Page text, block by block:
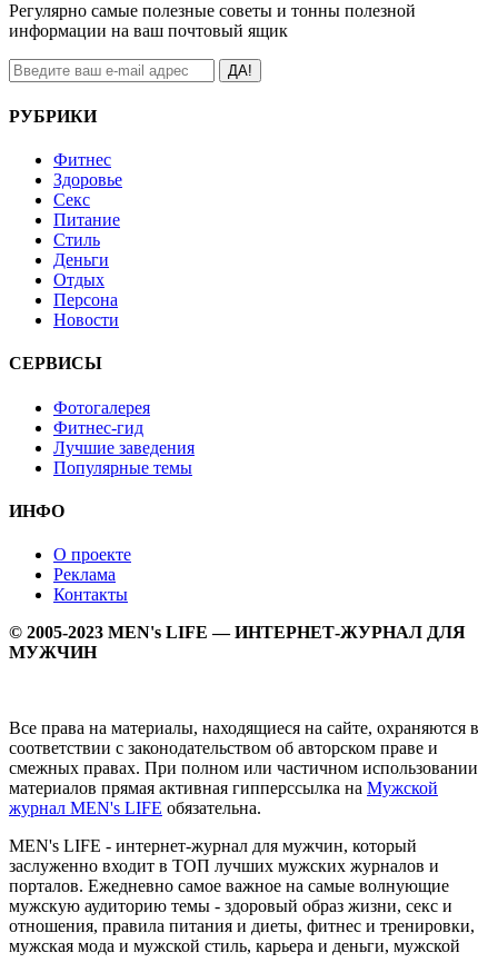
Регулярно самые полезные советы и тонны полезной
информации на ваш почтовый ящик
ДА!
РУБРИКИ
Фитнес
Здоровье
Секс
Питание
Стиль
Деньги
Отдых
Персона
Новости
СЕРВИСЫ
Фотогалерея
Фитнес-гид
Лучшие заведения
Популярные темы
ИНФО
О проекте
Реклама
Контакты
© 2005-2023 MEN's LIFE — ИНТЕРНЕТ-ЖУРНАЛ ДЛЯ
МУЖЧИН
Все права на материалы, находящиеся на сайте, охраняются в
соответствии с законодательством об авторском праве и
смежных правах. При полном или частичном использовании
материалов прямая активная гипперссылка на Мужской
журнал MEN's LIFE обязательна.
MEN's LIFE - интернет-журнал для мужчин, который
заслуженно входит в ТОП лучших мужских журналов и
порталов. Ежедневно самое важное на самые волнующие
мужскую аудиторию темы - здоровый образ жизни, секс и
отношения, правила питания и диеты, фитнес и тренировки,
мужская мода и мужской стиль, карьера и деньги, мужской